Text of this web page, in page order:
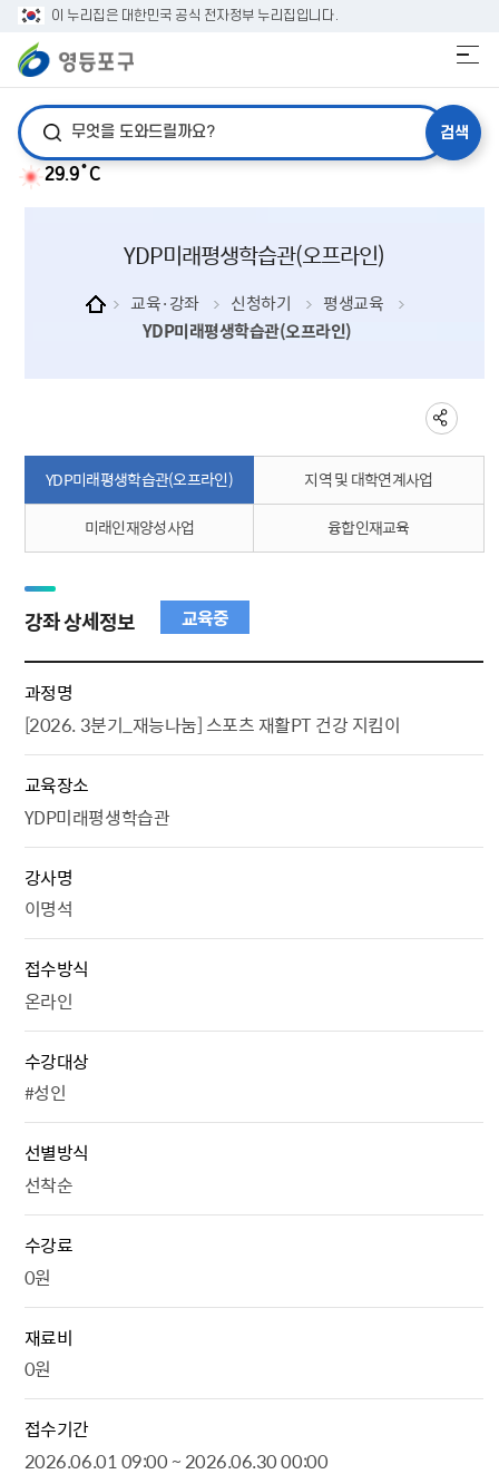
이 누리집은 대한민국 공식 전자정부 누리집입니다.
29.9˚C
YDP미래평생학습관(오프라인)
교육·강좌 신청하기
평생교육
YDP미래평생학습관(오프라인)
YDP미래평생학습관(오프라인) 지역 및 대학연계사업
미래인재양성사업 융합인재교육
강좌 상세정보 교육중
과정명
[2026. 3분기_재능나눔] 스포츠 재활PT 건강 지킴이
교육장소
YDP미래평생학습관
강사명
이명석
접수방식
온라인
수강대상
#성인
선별방식
선착순
수강료
0원
재료비
0원
접수기간
2026.06.01 09:00 ~ 2026.06.30 00:00